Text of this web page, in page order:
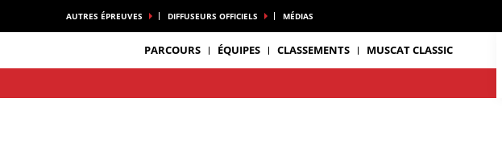
AUTRES ÉPREUVES DIFFUSEURS OFFICIELS MÉDIAS
PARCOURS ÉQUIPES CLASSEMENTS MUSCAT CLASSIC